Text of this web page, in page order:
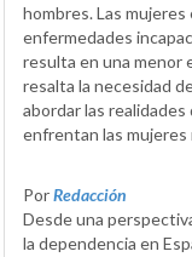
hombres. Las
enfermedades
resulta en una menor
resalta la necesidad
abordar las
enfrentan las mujeres
PorRedacción
Desde una
la dependencia en